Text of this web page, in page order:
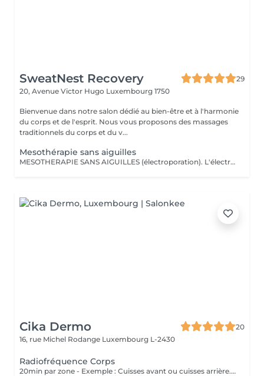
SweatNest Recovery
29
20, Avenue Victor Hugo Luxembourg 1750
Bienvenue dans notre salon dédié au bien-être et à l'harmonie
du corps et de l'esprit. Nous vous proposons des massages
traditionnels du corps et du v...
Mesothérapie sans aiguilles
MESOTHERAPIE SANS AIGUILLES (électroporation). L'électromésothérapie est une technique médicale non invasive qui utilise des impulsions électriques pour améliorer l'apparence de la peau et le bien-être général. C'est une méthode sûre et efficace pour traiter une variété de problèmes de peau, des rides aux cicatrices d'acné, et elle est devenue une composante essentielle de nombreuses pratiques esthétiques. La mésothérapie sans aiguilles est également efficace pour le remodelage corporel et la réduction de la cellulite. Elle peut aider à tonifier les muscles et à éliminer les dépôts de graisse, aidant ainsi les clients à obtenir une silhouette plus ferme et plus sculptée. Cette technique utilise des courants électriques faibles intensité pour faire traverser la surface protectrice de la peau et les membranes cellulaires aux substances actives choisis selon des besoins et des effets attendus (p.ex., des enzymes et des produits favorisants le drainage lymphatique). Voici quelques-unes des principales contre-indications à l'électromésothérapie : Maladies cardiaques et porteurs de pacemaker Grossesse Épilepsie Cancers de la peau Diabète avancé Infections cutanées actives ou irritations cutanées graves Nombre de séances est établi selon des besoins et des résultats recherchés.
Cika Dermo
20
16, rue Michel Rodange Luxembourg L-2430
Radiofréquence Corps
20min par zone - Exemple : Cuisses avant ou cuisses arrière. Soin Raffermissant pour le relâchement cutané ou la cellulite légère. L'effet est immédiat et évolutif sous 48h. Nous vous conseillons de faire ce soin en commençant par une cure de 6 séances et par la suite sous forme d'entretien uniquement.